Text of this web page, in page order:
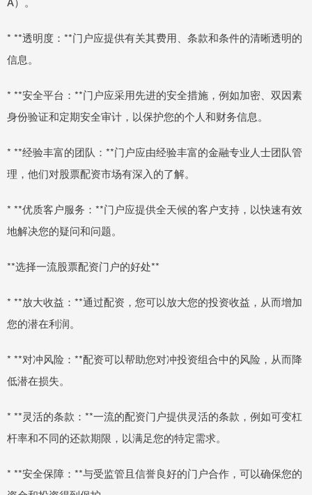
* **透明度：**门户应提供有关其费用、条款和条件的清晰透明的
信息。
* **安全平台：**门户应采用先进的安全措施，例如加密、双因素
身份验证和定期安全审计，以保护您的个人和财务信息。
* **经验丰富的团队：**门户应由经验丰富的金融专业人士团队管
理，他们对股票配资市场有深入的了解。
* **优质客户服务：**门户应提供全天候的客户支持，以快速有效
地解决您的疑问和问题。
**选择一流股票配资门户的好处**
* **放大收益：**通过配资，您可以放大您的投资收益，从而增加
您的潜在利润。
* **对冲风险：**配资可以帮助您对冲投资组合中的风险，从而降
低潜在损失。
* **灵活的条款：**一流的配资门户提供灵活的条款，例如可变杠
杆率和不同的还款期限，以满足您的特定需求。
* **安全保障：**与受监管且信誉良好的门户合作，可以确保您的